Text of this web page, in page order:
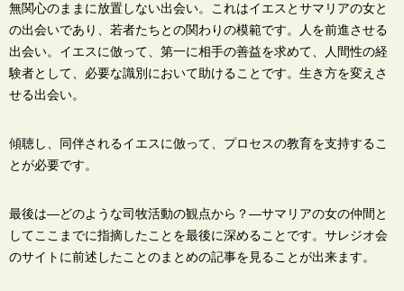
無関心のままに放置しない出会い。これはイエスとサマリアの女と
の出会いであり、若者たちとの関わりの模範です。
人を前進させる
出会い。 イエスに倣って、第一に相手の善益を求めて、人間性の経
験者として、必要な識別において助けることです。 生き方を変えさ
せる出会い。
傾聴し、同伴されるイエスに倣って、プロセスの教育を支持するこ
とが必要です。
最後は―どのような司牧活動の観点から？―サマリアの女の仲間と
してここまでに指摘したことを最後に深めることです。サレジオ会
のサイトに前述したことのまとめの記事を見ることが出来ます。